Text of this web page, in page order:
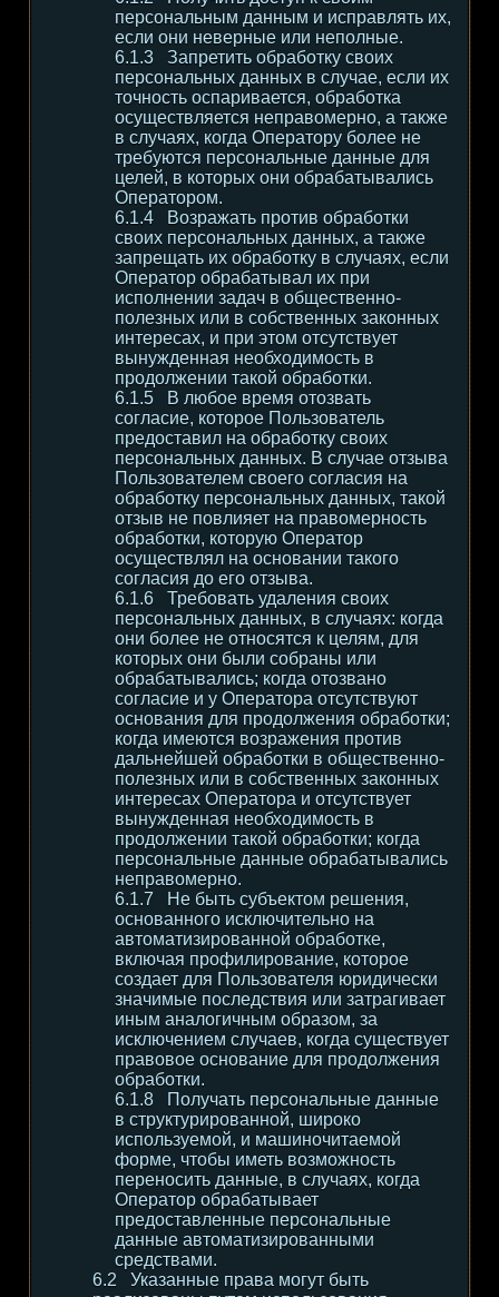
персональным данным и исправлять их,
если они неверные или неполные.
Запретить обработку своих
персональных данных в случае, если их
точность оспаривается, обработка
осуществляется неправомерно, а также
в случаях, когда Оператору более не
требуются персональные данные для
целей, в которых они обрабатывались
Оператором.
Возражать против обработки
своих персональных данных, а также
запрещать их обработку в случаях, если
Оператор обрабатывал их при
исполнении задач в общественно-
полезных или в собственных законных
интересах, и при этом отсутствует
вынужденная необходимость в
продолжении такой обработки.
В любое время отозвать
согласие, которое Пользователь
предоставил на обработку своих
персональных данных. В случае отзыва
Пользователем своего согласия на
обработку персональных данных, такой
отзыв не повлияет на правомерность
обработки, которую Оператор
осуществлял на основании такого
согласия до его отзыва.
Требовать удаления своих
персональных данных, в случаях: когда
они более не относятся к целям, для
которых они были собраны или
обрабатывались; когда отозвано
согласие и у Оператора отсутствуют
основания для продолжения обработки;
когда имеются возражения против
дальнейшей обработки в общественно-
полезных или в собственных законных
интересах Оператора и отсутствует
вынужденная необходимость в
продолжении такой обработки; когда
персональные данные обрабатывались
неправомерно.
Не быть субъектом решения,
основанного исключительно на
автоматизированной обработке,
включая профилирование, которое
создает для Пользователя юридически
значимые последствия или затрагивает
иным аналогичным образом, за
исключением случаев, когда существует
правовое основание для продолжения
обработки.
Получать персональные данные
в структурированной, широко
используемой, и машиночитаемой
форме, чтобы иметь возможность
переносить данные, в случаях, когда
Оператор обрабатывает
предоставленные персональные
данные автоматизированными
средствами.
Указанные права могут быть